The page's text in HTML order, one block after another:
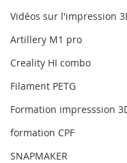
Vidéos sur l'impression
Artillery M1 pro
Creality HI combo
Filament PETG
Formation impresssion
formation CPF
SNAPMAKER